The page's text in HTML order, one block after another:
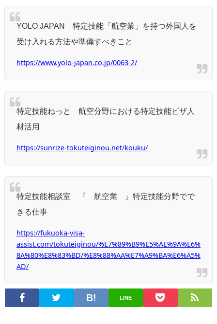
YOLO JAPAN 特定技能「航空業」を持つ外国人を
受け入れる方法や準備すべきこと
https://www.yolo-japan.co.jp/0063-2/
特定技能ねっと 航空分野における特定技能ビザ人
材活用
https://sunrize-tokuteiginou.net/kouku/
特定技能相談室 『 航空業 』特定技能分野でで
きる仕事
https://fukuoka-visa-
assist.com/tokuteiginou/%E7%89%B9%E5%AE%9A%E6%
8A%80%E8%83%BD/%E8%88%AA%E7%A9%BA%E6%A5%
AD/
LINE